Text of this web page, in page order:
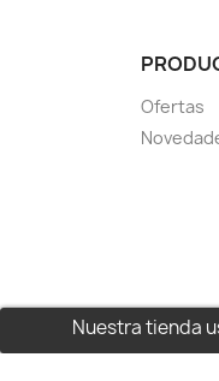
Nuestra tienda
Ofertas